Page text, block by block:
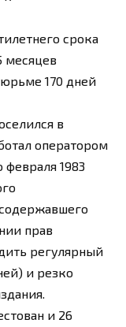
срока
месяцев
170 дней
в
оператором
февраля 1983
прав
регулярный
и резко
и 26